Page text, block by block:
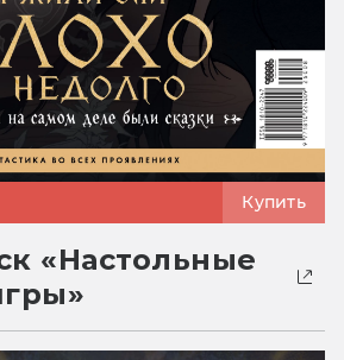
Купить
«Настольные